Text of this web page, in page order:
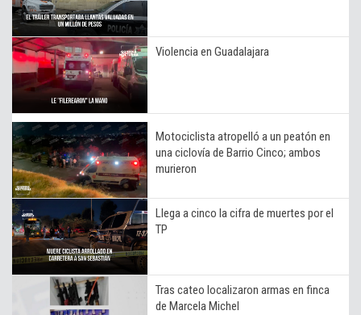
Violencia en Guadalajara
Motociclista atropelló a un peatón en
una ciclovía de Barrio Cinco; ambos
murieron
Llega a cinco la cifra de muertes por el
TP
Tras cateo localizaron armas en finca
de Marcela Michel